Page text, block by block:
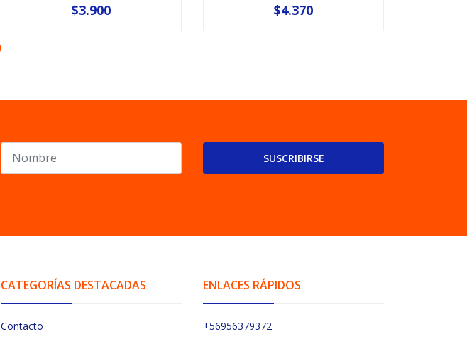
$3.900 $4.370
SUSCRIBIRSE
CATEGORÍAS DESTACADAS
Contacto
ENLACES RÁPIDOS
+56956379372